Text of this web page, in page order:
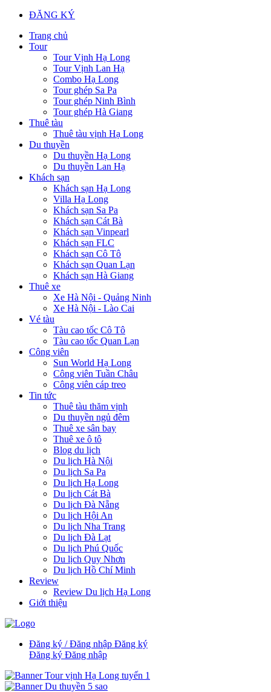
ĐĂNG KÝ
Trang chủ
Tour
Tour Vịnh Hạ Long
Tour Vịnh Lan Hạ
Combo Hạ Long
Tour ghép Sa Pa
Tour ghép Ninh Bình
Tour ghép Hà Giang
Thuê tàu
Thuê tàu vịnh Hạ Long
Du thuyền
Du thuyền Hạ Long
Du thuyền Lan Hạ
Khách sạn
Khách sạn Hạ Long
Villa Hạ Long
Khách sạn Sa Pa
Khách sạn Cát Bà
Khách sạn Vinpearl
Khách sạn FLC
Khách sạn Cô Tô
Khách sạn Quan Lạn
Khách sạn Hà Giang
Thuê xe
Xe Hà Nội - Quảng Ninh
Xe Hà Nội - Lào Cai
Vé tàu
Tàu cao tốc Cô Tô
Tàu cao tốc Quan Lạn
Công viên
Sun World Hạ Long
Công viên Tuần Châu
Công viên cáp treo
Tin tức
Thuê tàu thăm vịnh
Du thuyền ngủ đêm
Thuê xe sân bay
Thuê xe ô tô
Blog du lịch
Du lịch Hà Nội
Du lịch Sa Pa
Du lịch Hạ Long
Du lịch Cát Bà
Du lịch Đà Nẵng
Du lịch Hội An
Du lịch Nha Trang
Du lịch Đà Lạt
Du lịch Phú Quốc
Du lịch Quy Nhơn
Du lịch Hồ Chí Minh
Review
Review Du lịch Hạ Long
Giới thiệu
Đăng ký / Đăng nhập Đăng ký
Đăng ký Đăng nhập